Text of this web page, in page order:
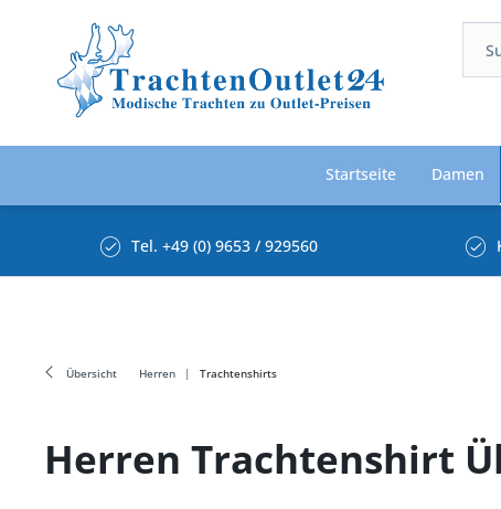
Startseite Damen
Tel. +49 (0) 9653 / 929560
Übersicht Herren Trachtenshirts
Herren Trachtenshirt